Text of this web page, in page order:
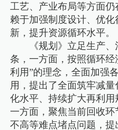
工艺、产业布局等方面
赖于加强制度设计、优化
新，提升资源循环水平。
《规划》立足生产
条，一方面，按照循环
利用”的理念，全面加强
用，提出了全面筑牢减
化水平、持续扩大再利
一方面，聚焦当前回收
不高等难点堵点问题，